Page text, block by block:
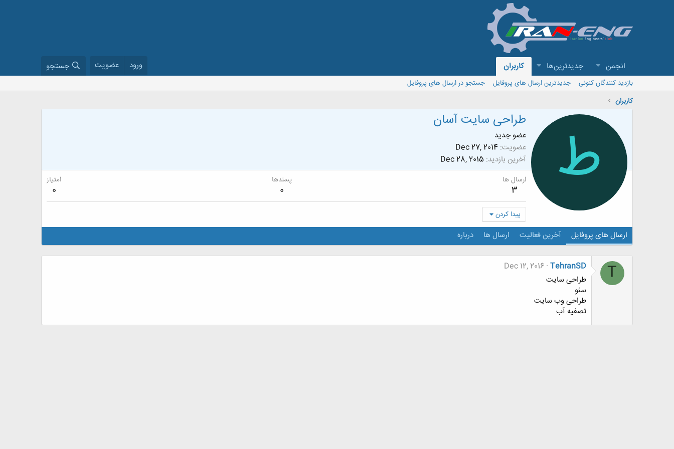
انجمن جدیدترین‌ها کاربران ورود عضویت جستجو
بازدید کنندگان کنونی جدیدترین ارسال های پروفایل
جستجو در ارسال های پروفایل
کاربران
ط طراحی سایت آسان
عضو جدید
عضویت Dec 27, 2014
آخرین بازدید Dec 28, 2015
ارسال ها
3
پسندها
0
امتیاز
0
پیدا کردن
ارسال های پروفایل آخرین فعالیت ارسال ها درباره
T
TehranSD
Dec 12, 2016
طراحی سایت
سئو
طراحی وب سایت
تصفیه آب